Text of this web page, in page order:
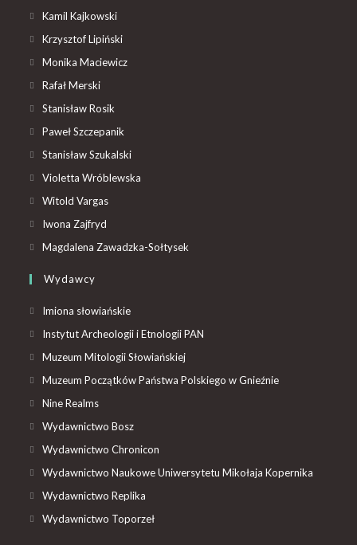
Kamil Kajkowski
Krzysztof Lipiński
Monika Maciewicz
Rafał Merski
Stanisław Rosik
Paweł Szczepanik
Stanisław Szukalski
Violetta Wróblewska
Witold Vargas
Iwona Zajfryd
Magdalena Zawadzka-Sołtysek
Wydawcy
Imiona słowiańskie
Instytut Archeologii i Etnologii PAN
Muzeum Mitologii Słowiańskiej
Muzeum Początków Państwa Polskiego w Gnieźnie
Nine Realms
Wydawnictwo Bosz
Wydawnictwo Chronicon
Wydawnictwo Naukowe Uniwersytetu Mikołaja Kopernika
Wydawnictwo Replika
Wydawnictwo Toporzeł